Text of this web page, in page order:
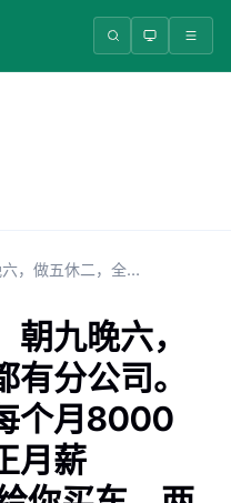
我这边内推入职，朝九晚六，做五休二，全国都有分公司。前三个月试用期每个月8000块，满三个月转正月薪26000，一年后给你买车，两年后给你买房。有意者点击头像私
九晚六，
分公司。
个月8000
月薪